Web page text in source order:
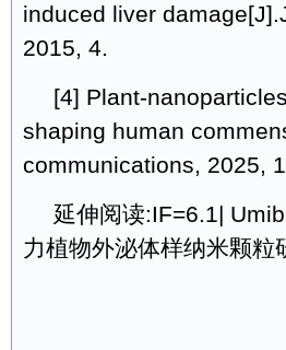
induced liver
2015, 4.
[4] Plant-
shaping human
communications, 2025,
延伸阅读:IF=6.1|
力植物外泌体样纳米颗粒